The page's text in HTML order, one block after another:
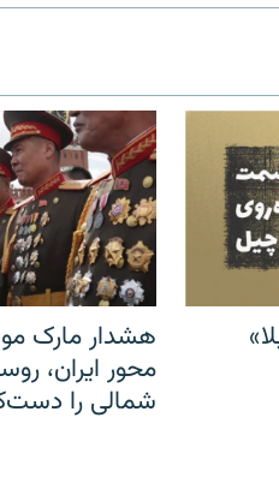
هشدار مارک
محور ایران،
شمالی را